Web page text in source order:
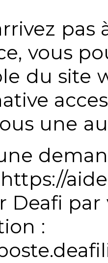
vous
du site
une
Deafi
: